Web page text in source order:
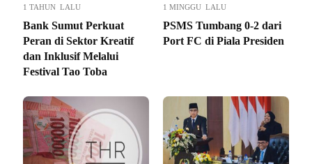
1 TAHUN LALU
Bank Sumut Perkuat
Peran di Sektor Kreatif
dan Inklusif Melalui
Festival Tao Toba
1 MINGGU LALU
PSMS Tumbang 0-2 dari
Port FC di Piala Presiden